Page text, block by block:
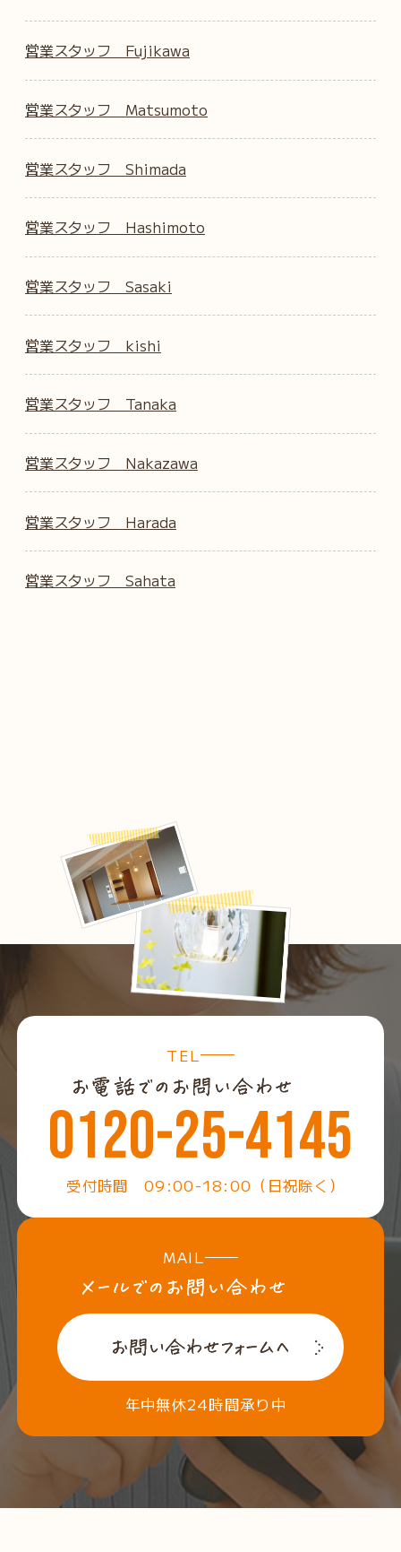
営業スタッフ Fujikawa
営業スタッフ Matsumoto
営業スタッフ Shimada
営業スタッフ Hashimoto
営業スタッフ Sasaki
営業スタッフ kishi
営業スタッフ Tanaka
営業スタッフ Nakazawa
営業スタッフ Harada
営業スタッフ Sahata
TEL
0120-25-4145
受付時間 09:00-18:00（日祝除く）
MAIL
年中無休24時間承り中